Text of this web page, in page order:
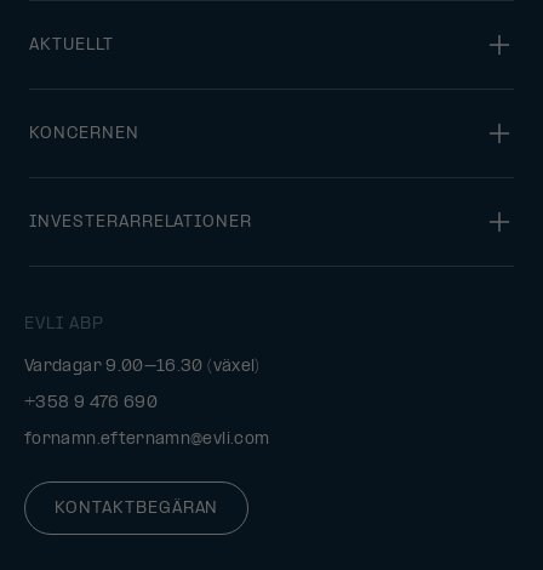
EVLI ABP
Vardagar 9.00–16.30 (växel)
+358 9 476 690
fornamn.efternamn@evli.com
KONTAKTBEGÄRAN
AKTUELLT
KONCERNEN
INVESTERARRELATIONER